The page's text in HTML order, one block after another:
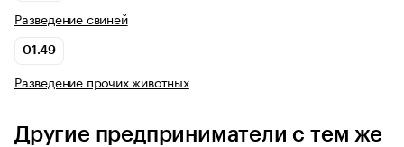
Разведение свиней
01.49
Разведение прочих животных
Другие предприниматели с тем же